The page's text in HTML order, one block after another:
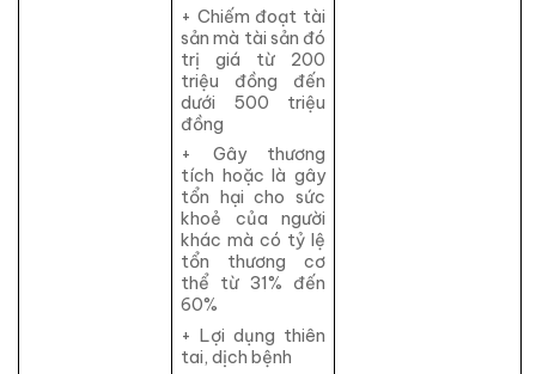
+ Chiếm đoạt tài
sản mà tài sản đó
trị giá từ 200
triệu đồng đến
dưới 500 triệu
đồng
+ Gây thương
tích hoặc là gây
tổn hại cho sức
khoẻ của người
khác mà có tỷ lệ
tổn thương cơ
thể từ 31% đến
60%
+ Lợi dụng thiên
tai, dịch bệnh